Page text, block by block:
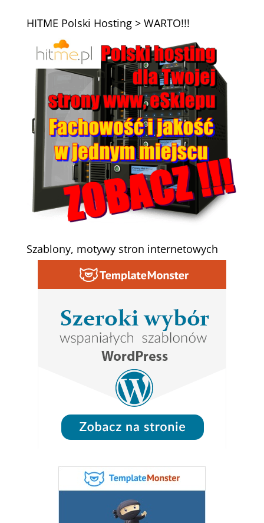
HITME Polski Hosting > WARTO!!!
Szablony, motywy stron internetowych